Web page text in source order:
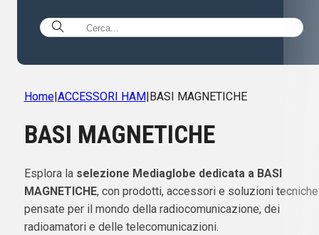
Home| ACCESSORI HAM BASI MAGNETICHE
BASI MAGNETICHE
Esplora la selezione Mediaglobe dedicata a BASI
MAGNETICHE, con prodotti, accessori e soluzioni tecniche
pensate per il mondo della radiocomunicazione, dei
radioamatori e delle telecomunicazioni.